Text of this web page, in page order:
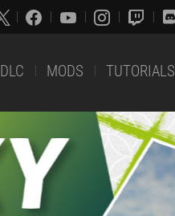
DLC MODS TUTORIALS